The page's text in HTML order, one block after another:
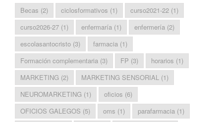
Becas (2) ciclosformativos (1) curso2021-22 (1)
curso2026-27 (1) enfermaría (1) enfermería (2)
escolasantocristo (3) farmacia (1)
Formación complementaria (3) FP (3) horarios (1)
MARKETING (2) MARKETING SENSORIAL (1)
NEUROMARKETING (1) oficios (6)
OFICIOS GALEGOS (5) oms (1) parafarmacia (1)